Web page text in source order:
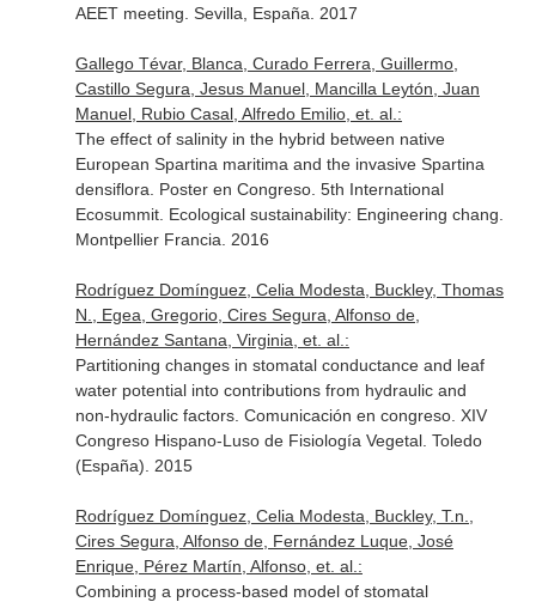
AEET meeting. Sevilla, España. 2017
Gallego Tévar, Blanca, Curado Ferrera, Guillermo,
Castillo Segura, Jesus Manuel, Mancilla Leytón, Juan
Manuel, Rubio Casal, Alfredo Emilio, et. al.:
The effect of salinity in the hybrid between native
European Spartina maritima and the invasive Spartina
densiflora. Poster en Congreso. 5th International
Ecosummit. Ecological sustainability: Engineering chang.
Montpellier Francia. 2016
Rodríguez Domínguez, Celia Modesta, Buckley, Thomas
N., Egea, Gregorio, Cires Segura, Alfonso de,
Hernández Santana, Virginia, et. al.:
Partitioning changes in stomatal conductance and leaf
water potential into contributions from hydraulic and
non-hydraulic factors. Comunicación en congreso. XIV
Congreso Hispano-Luso de Fisiología Vegetal. Toledo
(España). 2015
Rodríguez Domínguez, Celia Modesta, Buckley, T.n.,
Cires Segura, Alfonso de, Fernández Luque, José
Enrique, Pérez Martín, Alfonso, et. al.:
Combining a process-based model of stomatal